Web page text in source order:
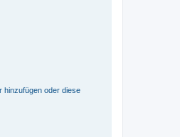
hinzufügen oder diese